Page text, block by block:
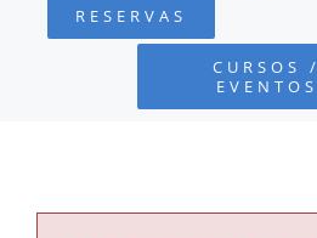
FUNDACIÓN
RESERVAS
CURSOS /
EVENTOS